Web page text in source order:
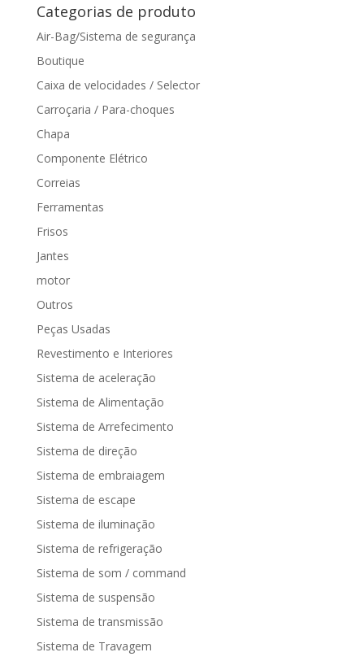
Categorias de produto
Air-Bag/Sistema de segurança
Boutique
Caixa de velocidades / Selector
Carroçaria / Para-choques
Chapa
Componente Elétrico
Correias
Ferramentas
Frisos
Jantes
motor
Outros
Peças Usadas
Revestimento e Interiores
Sistema de aceleração
Sistema de Alimentação
Sistema de Arrefecimento
Sistema de direção
Sistema de embraiagem
Sistema de escape
Sistema de iluminação
Sistema de refrigeração
Sistema de som / command
Sistema de suspensão
Sistema de transmissão
Sistema de Travagem